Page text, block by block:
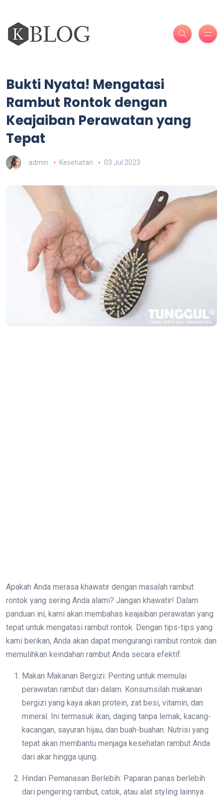
Bukti Nyata! Mengatasi
Rambut Rontok dengan
Keajaiban Perawatan yang
Tepat
admin Kesehatan 03 Jul 2023
Apakah Anda merasa khawatir dengan masalah rambut
rontok yang sering Anda alami? Jangan khawatir! Dalam
panduan ini, kami akan membahas keajaiban perawatan yang
tepat untuk mengatasi rambut rontok. Dengan tips-tips yang
kami berikan, Anda akan dapat mengurangi rambut rontok dan
memulihkan keindahan rambut Anda secara efektif.
Makan Makanan Bergizi: Penting untuk memulai
perawatan rambut dari dalam. Konsumsilah makanan
bergizi yang kaya akan protein, zat besi, vitamin, dan
mineral. Ini termasuk ikan, daging tanpa lemak, kacang-
kacangan, sayuran hijau, dan buah-buahan. Nutrisi yang
tepat akan membantu menjaga kesehatan rambut Anda
dari akar hingga ujung.
Hindari Pemanasan Berlebih: Paparan panas berlebih
dari pengering rambut, catok, atau alat styling lainnya